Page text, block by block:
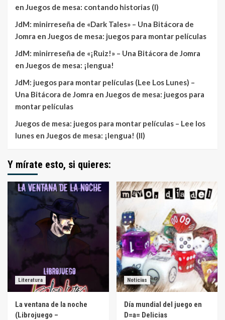
en Juegos de mesa: contando historias (I)
JdM: minirreseña de «Dark Tales» – Una Bitácora de
Jomra en Juegos de mesa: juegos para montar películas
JdM: minirreseña de «¡Ruiz!» – Una Bitácora de Jomra
en Juegos de mesa: ¡lengua!
JdM: juegos para montar películas (Lee Los Lunes) –
Una Bitácora de Jomra en Juegos de mesa: juegos para
montar películas
Juegos de mesa: juegos para montar películas – Lee los
lunes en Juegos de mesa: ¡lengua! (II)
Y mírate esto, si quieres:
Literatura
La ventana de la noche
(Librojuego –
Noticias
Día mundial del juego en
D=a= Delicias